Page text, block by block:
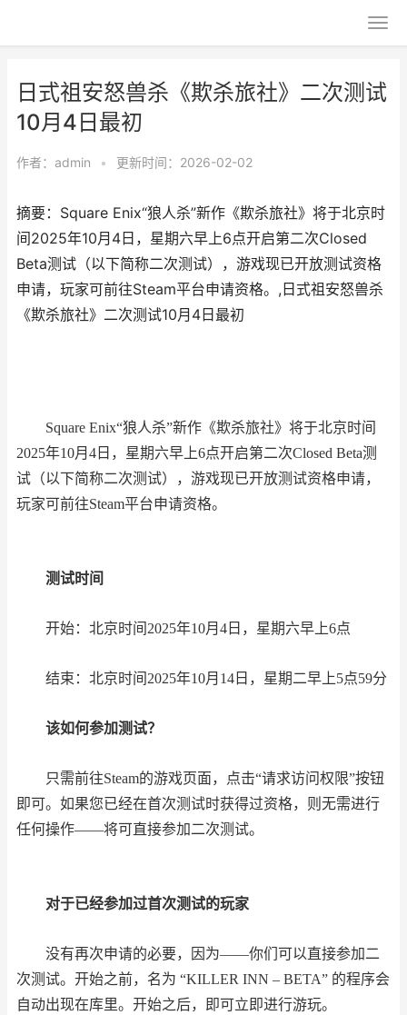
日式祖安怒兽杀《欺杀旅社》二次测试
10月4日最初
作者： admin • 更新时间：2026-02-02
摘要：​Square Enix“狼人杀”新作《欺杀旅社》将于北京时
间2025年10月4日，星期六早上6点开启第二次Closed
Beta测试（以下简称二次测试），游戏现已开放测试资格
申请，玩家可前往Steam平台申请资格。,日式祖安怒兽杀
《欺杀旅社》二次测试10月4日最初
Square Enix“狼人杀”新作《欺杀旅社》将于北京时间
2025年10月4日，星期六早上6点开启第二次Closed Beta测
试（以下简称二次测试），游戏现已开放测试资格申请，
玩家可前往Steam平台申请资格。
测试时间
开始：北京时间2025年10月4日，星期六早上6点
结束：北京时间2025年10月14日，星期二早上5点59分
该如何参加测试？
只需前往Steam的游戏页面，点击“请求访问权限”按钮
即可。如果您已经在首次测试时获得过资格，则无需进行
任何操作——将可直接参加二次测试。
对于已经参加过首次测试的玩家
没有再次申请的必要，因为——你们可以直接参加二
次测试。开始之前，名为 “KILLER INN – BETA” 的程序会
自动出现在库里。开始之后，即可立即进行游玩。